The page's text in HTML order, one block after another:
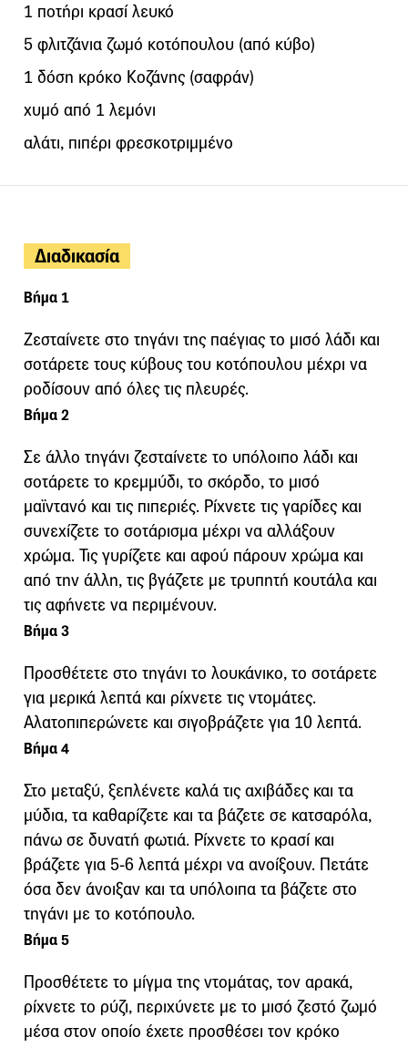
1 ποτήρι κρασί λευκό
5 φλιτζάνια ζωμό κοτόπουλου (από κύβο)
1 δόση κρόκο Κοζάνης (σαφράν)
χυμό από 1 λεμόνι
αλάτι, πιπέρι φρεσκοτριμμένο
Διαδικασία
Βήμα 1
Ζεσταίνετε στο τηγάνι της παέγιας το μισό λάδι και
σοτάρετε τους κύβους του κοτόπουλου μέχρι να
ροδίσουν από όλες τις πλευρές.
Βήμα 2
Σε άλλο τηγάνι ζεσταίνετε το υπόλοιπο λάδι και
σοτάρετε το κρεμμύδι, το σκόρδο, το μισό
μαϊντανό και τις πιπεριές. Ρίχνετε τις γαρίδες και
συνεχίζετε το σοτάρισμα μέχρι να αλλάξουν
χρώμα. Τις γυρίζετε και αφού πάρουν χρώμα και
από την άλλη, τις βγάζετε με τρυπητή κουτάλα και
τις αφήνετε να περιμένουν.
Βήμα 3
Προσθέτετε στο τηγάνι το λουκάνικο, το σοτάρετε
για μερικά λεπτά και ρίχνετε τις ντομάτες.
Αλατοπιπερώνετε και σιγοβράζετε για 10 λεπτά.
Βήμα 4
Στο μεταξύ, ξεπλένετε καλά τις αχιβάδες και τα
μύδια, τα καθαρίζετε και τα βάζετε σε κατσαρόλα,
πάνω σε δυνατή φωτιά. Ρίχνετε το κρασί και
βράζετε για 5-6 λεπτά μέχρι να ανοίξουν. Πετάτε
όσα δεν άνοιξαν και τα υπόλοιπα τα βάζετε στο
τηγάνι με το κοτόπουλο.
Βήμα 5
Προσθέτετε το μίγμα της ντομάτας, τον αρακά,
ρίχνετε το ρύζι, περιχύνετε με το μισό ζεστό ζωμό
μέσα στον οποίο έχετε προσθέσει τον κρόκο